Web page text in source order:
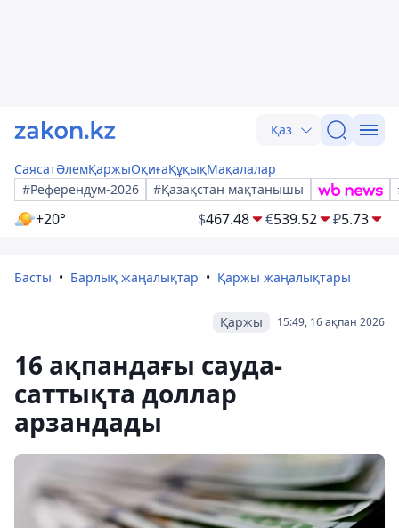
Қаз
СаясатӘлемҚаржыОқиғаҚұқықМақалалар
#Референдум-2026
#Қазақстан мақтанышы
+20° $467.48 €539.52 ₽5.73
Басты Барлық жаңалықтар Қаржы жаңалықтары
15:49, 16 ақпан 2026
Қаржы
16 ақпандағы сауда-
саттықта доллар
арзандады